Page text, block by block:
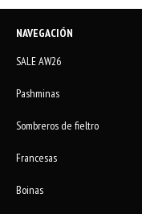
NAVEGACIÓN
SALE AW26
Pashminas
Sombreros de fieltro
Francesas
Boinas